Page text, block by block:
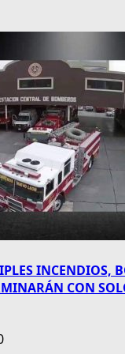
INCENDIOS,
CON